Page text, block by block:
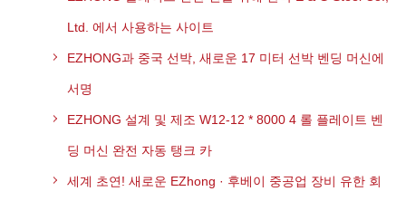
Ltd. 에서 사용하는 사이트
EZHONG과 중국 선박, 새로운 17 미터 선박 벤딩 머신에
서명
EZHONG 설계 및 제조 W12-12 * 8000 4 롤 플레이트 벤
딩 머신 완전 자동 탱크 카
세계 초연! 새로운 EZhong · 후베이 중공업 장비 유한 회